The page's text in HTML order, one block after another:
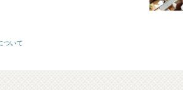
ついて